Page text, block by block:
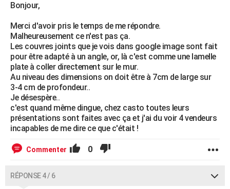
Bonjour,
Merci d'avoir pris le temps de me répondre.
Malheureusement ce n'est pas ça.
Les couvres joints que je vois dans google image sont fait
pour être adapté à un angle, or, là c'est comme une lamelle
plate à coller directement sur le mur.
Au niveau des dimensions on doit être à 7cm de large sur
3-4 cm de profondeur..
Je désespère..
c'est quand même dingue, chez casto toutes leurs
présentations sont faites avec ça et j'ai du voir 4 vendeurs
incapables de me dire ce que c'était !
Commenter 0
RÉPONSE 4 / 6